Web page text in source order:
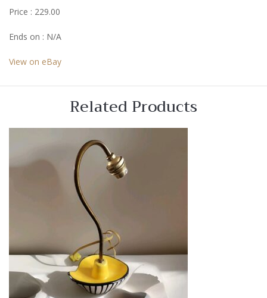
Price : 229.00
Ends on : N/A
View on eBay
Related Products